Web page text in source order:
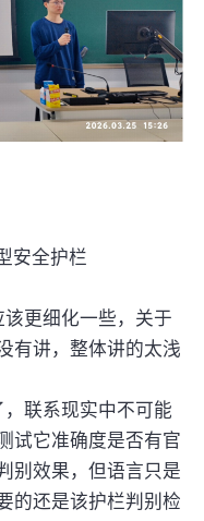
安全护栏
更细化一些，关于
有讲，整体讲的太浅
联系现实中不可能
试它准确度是否有官
别效果，但语言只是
的还是该护栏判别检